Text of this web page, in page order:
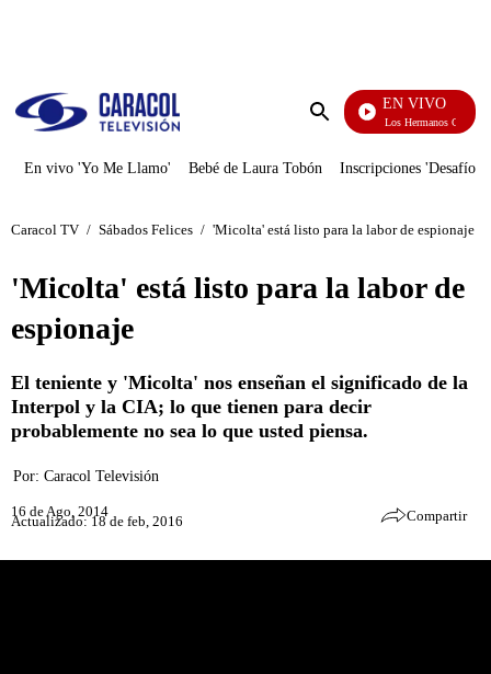
Enviar
EN VIVO
Cuentos De Los Hermanos Grimm
En vivo 'Yo Me Llamo' Bebé de Laura Tobón Inscripciones 'Desafío'
Caracol TV / Sábados Felices / 'Micolta' está listo para la labor de espionaje
'Micolta' está listo para la labor de
espionaje
El teniente y 'Micolta' nos enseñan el significado de la
Interpol y la CIA; lo que tienen para decir
probablemente no sea lo que usted piensa.
Por: Caracol Televisión
16 de Ago, 2014
Actualizado: 18 de feb, 2016 Compartir